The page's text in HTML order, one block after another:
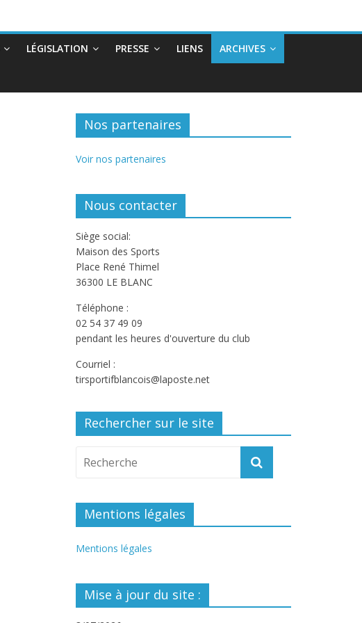
LÉGISLATION PRESSE LIENS ARCHIVES
Nos partenaires
Voir nos partenaires
Nous contacter
Siège social:
Maison des Sports
Place René Thimel
36300 LE BLANC
Téléphone :
02 54 37 49 09
pendant les heures d'ouverture du club
Courriel :
tirsportifblancois@laposte.net
Rechercher sur le site
Mentions légales
Mentions légales
Mise à jour du site :